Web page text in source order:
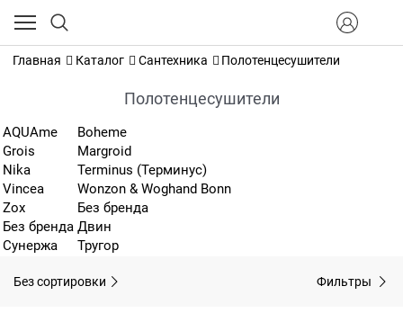
Главная Каталог Сантехника Полотенцесушители
Полотенцесушители
AQUAme
Boheme
Grois
Margroid
Nika
Terminus (Терминус)
Vincea
Wonzon & Woghand Bonn
Zox
Без бренда
Без бренда Двин
Сунержа
Тругор
Без сортировки Фильтры